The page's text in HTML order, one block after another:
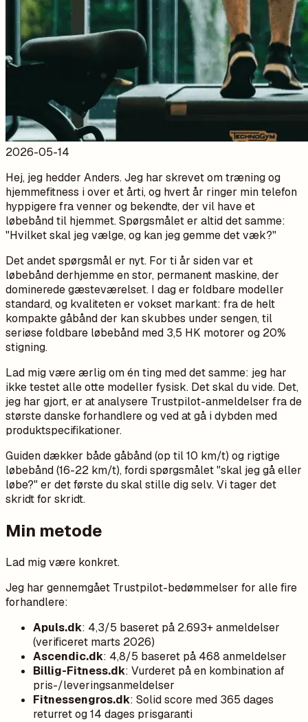
2026-05-14
Hej, jeg hedder Anders. Jeg har skrevet om træning og
hjemmefitness i over et årti, og hvert år ringer min telefon
hyppigere fra venner og bekendte, der vil have et
løbebånd til hjemmet. Spørgsmålet er altid det samme:
"Hvilket skal jeg vælge, og kan jeg gemme det væk?"
Det andet spørgsmål er nyt. For ti år siden var et
løbebånd derhjemme en stor, permanent maskine, der
dominerede gæsteværelset. I dag er foldbare modeller
standard, og kvaliteten er vokset markant: fra de helt
kompakte gåbånd der kan skubbes under sengen, til
seriøse foldbare løbebånd med 3,5 HK motorer og 20%
stigning.
Lad mig være ærlig om én ting med det samme: jeg har
ikke testet alle otte modeller fysisk. Det skal du vide. Det,
jeg har gjort, er at analysere Trustpilot-anmeldelser fra de
største danske forhandlere og ved at gå i dybden med
produktspecifikationer.
Guiden dækker både gåbånd (op til 10 km/t) og rigtige
løbebånd (16-22 km/t), fordi spørgsmålet "skal jeg gå eller
løbe?" er det første du skal stille dig selv. Vi tager det
skridt for skridt.
Min metode
Lad mig være konkret.
Jeg har gennemgået Trustpilot-bedømmelser for alle fire
forhandlere:
Apuls.dk: 4,3/5 baseret på 2.693+ anmeldelser
(verificeret marts 2026)
Ascendic.dk: 4,8/5 baseret på 468 anmeldelser
Billig-Fitness.dk: Vurderet på en kombination af
pris-/leveringsanmeldelser
Fitnessengros.dk: Solid score med 365 dages
returret og 14 dages prisgaranti